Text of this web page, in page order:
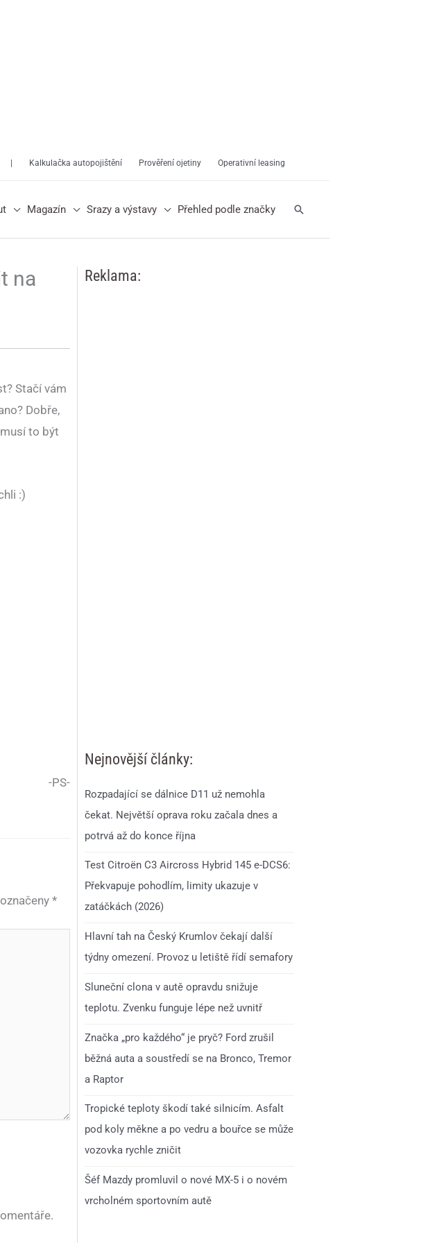
Kalkulačka autopojištění Prověření ojetiny Operativní leasing
Magazín Srazy a výstavy Přehled podle značky Hledat
na
Stačí vám
Dobře,
to být
:)
-PS-
*
Reklama:
Nejnovější články:
Rozpadající se dálnice D11 už nemohla
čekat. Největší oprava roku začala dnes a
potrvá až do konce října
Test Citroën C3 Aircross Hybrid 145 e-DCS6:
Překvapuje pohodlím, limity ukazuje v
zatáčkách (2026)
Hlavní tah na Český Krumlov čekají další
týdny omezení. Provoz u letiště řídí semafory
Sluneční clona v autě opravdu snižuje
teplotu. Zvenku funguje lépe než uvnitř
Značka „pro každého“ je pryč? Ford zrušil
běžná auta a soustředí se na Bronco, Tremor
a Raptor
Tropické teploty škodí také silnicím. Asfalt
pod koly měkne a po vedru a bouřce se může
vozovka rychle zničit
Šéf Mazdy promluvil o nové MX-5 i o novém
vrcholném sportovním autě